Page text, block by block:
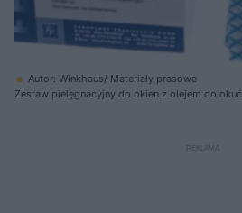
Autor: Winkhaus/ Materiały prasowe
Zestaw pielęgnacyjny do okien z olejem do okuć